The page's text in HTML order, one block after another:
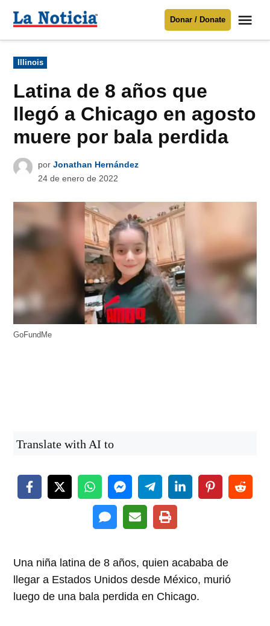
Para mantenerte informado necesitamos
Donar
contenido
Noticia
Donar / Donate
Publicado
en
Illinois
Latina de 8 años que
llegó a Chicago en agosto
muere por bala perdida
por Jonathan Hernández
24 de enero de 2022
GoFundMe
Translate with AI to
Una niña latina de 8 años, quien acababa de
llegar a Estados Unidos desde México, murió
luego de una bala perdida en Chicago.